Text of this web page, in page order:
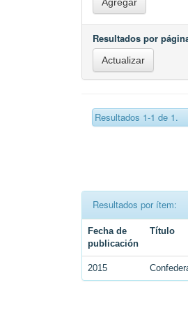
Resultados por
Resultados 1-1 de 1.
Resultados por ítem:
Fecha de
publicación
Título
2015